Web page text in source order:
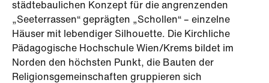
städtebaulichen Konzept für die angrenzenden
„Seeterrassen“ geprägten „Schollen“ – einzelne
Häuser mit lebendiger Silhouette. Die Kirchliche
Pädagogische Hochschule Wien/Krems bildet im
Norden den höchsten Punkt, die Bauten der
Religionsgemeinschaften gruppieren sich